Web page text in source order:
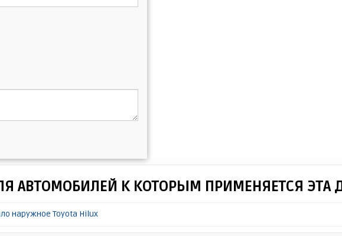
АВТОМОБИЛЕЙ К КОТОРЫМ ПРИМЕНЯЕТСЯ ЭТА
наружное Toyota Hilux